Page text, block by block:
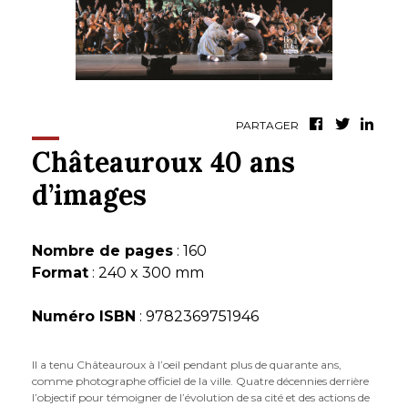
Châteauroux 40 ans
d’images
Nombre de pages : 160
Format : 240 x 300 mm
Numéro ISBN : 9782369751946
PARTAGER
Il a tenu Châteauroux à l’oeil pendant plus de quarante ans,
comme photographe officiel de la ville. Quatre décennies derrière
l’objectif pour témoigner de l’évolution de sa cité et des actions de